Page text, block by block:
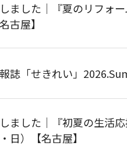
ました｜『夏のリフォ
古屋】
誌「せきれい」
ました｜『初夏の生活
日）【名古屋】